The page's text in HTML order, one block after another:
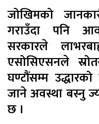
जोखिमको
गराउँदा पनि
सरकारले
एसोसिएसनले
घण्टौंसम्म उद्धारको
जाने अवस्था बस्नु
छ ।